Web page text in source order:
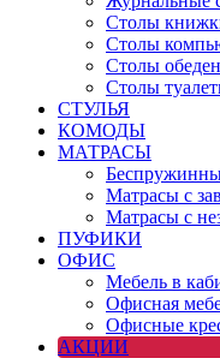
Столы
Столы
Столы
Столы
СТУЛЬЯ
КОМОДЫ
МАТРАСЫ
Матрасы с
Матрасы с
ПУФИКИ
ОФИС
Мебель в
Офисная
Офисные
АКЦИИ